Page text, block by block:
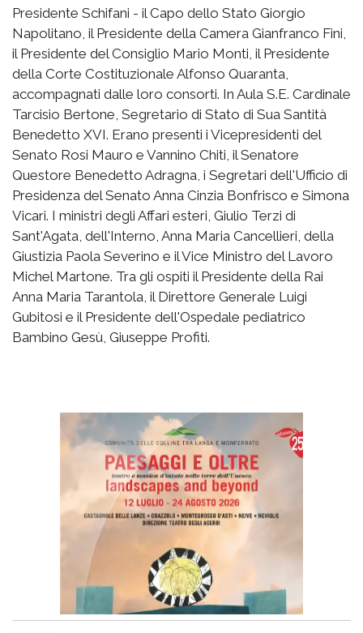
Presidente Schifani - il Capo dello Stato Giorgio
Napolitano, il Presidente della Camera Gianfranco Fini,
il Presidente del Consiglio Mario Monti, il Presidente
della Corte Costituzionale Alfonso Quaranta,
accompagnati dalle loro consorti. In Aula S.E. Cardinale
Tarcisio Bertone, Segretario di Stato di Sua Santità
Benedetto XVI. Erano presenti i Vicepresidenti del
Senato Rosi Mauro e Vannino Chiti, il Senatore
Questore Benedetto Adragna, i Segretari dell'Ufficio di
Presidenza del Senato Anna Cinzia Bonfrisco e Simona
Vicari. I ministri degli Affari esteri, Giulio Terzi di
Sant'Agata, dell'Interno, Anna Maria Cancellieri, della
Giustizia Paola Severino e il Vice Ministro del Lavoro
Michel Martone. Tra gli ospiti il Presidente della Rai
Anna Maria Tarantola, il Direttore Generale Luigi
Gubitosi e il Presidente dell'Ospedale pediatrico
Bambino Gesù, Giuseppe Profiti.